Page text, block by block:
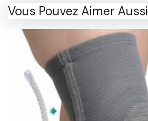
Vous Pouvez Aimer Aussi